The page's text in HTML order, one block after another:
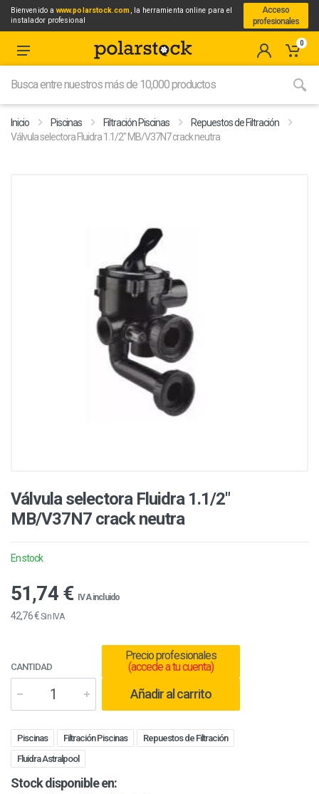
Bienvenido awww.polarstock.com, la herramienta online para el
instalador profesional
Acceso
profesionales
0
Inicio Piscinas Filtración Piscinas
Repuestos de Filtración
Válvula selectora Fluidra 1.1/2" MB/V37N7 crack neutra
Válvula selectora Fluidra 1.1/2"
MB/V37N7 crack neutra
En stock
51,74 € IVA incluido
42,76 €Sin IVA
CANTIDAD
Precio profesionales
(accede a tu cuenta)
Añadir al carrito
Piscinas Filtración Piscinas
Repuestos de Filtración
Fluidra Astralpool
Stock disponible en: